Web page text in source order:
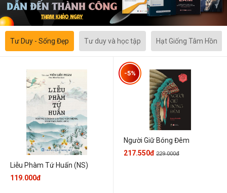
Tư Duy - Sống Đẹp Tư duy và học tập Hạt Giống Tâm Hồn
Liễu Phàm Tứ Huấn (NS)
119.000đ
Người Giữ Bóng Đêm
-5%
217.550đ 229.000đ